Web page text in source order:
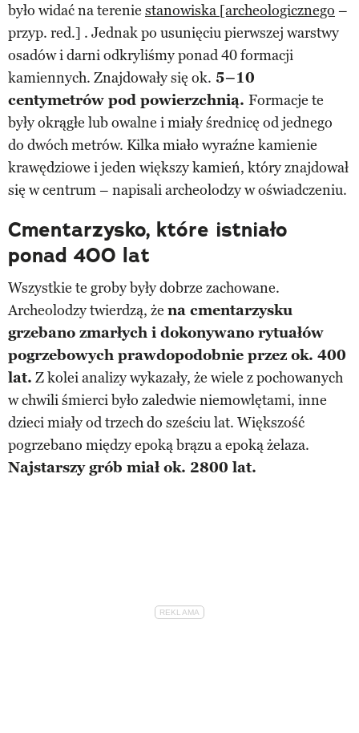
było widać na terenie stanowiska [archeologicznego –
przyp. red.] . Jednak po usunięciu pierwszej warstwy
osadów i darni odkryliśmy ponad 40 formacji
kamiennych. Znajdowały się ok. 5–10
centymetrów pod powierzchnią. Formacje te
były okrągłe lub owalne i miały średnicę od jednego
do dwóch metrów. Kilka miało wyraźne kamienie
krawędziowe i jeden większy kamień, który znajdował
się w centrum – napisali archeolodzy w oświadczeniu.
Cmentarzysko, które istniało
ponad 400 lat
Wszystkie te groby były dobrze zachowane.
Archeolodzy twierdzą, że na cmentarzysku
grzebano zmarłych i dokonywano rytuałów
pogrzebowych prawdopodobnie przez ok. 400
lat. Z kolei analizy wykazały, że wiele z pochowanych
w chwili śmierci było zaledwie niemowlętami, inne
dzieci miały od trzech do sześciu lat. Większość
pogrzebano między epoką brązu a epoką żelaza.
Najstarszy grób miał ok. 2800 lat.